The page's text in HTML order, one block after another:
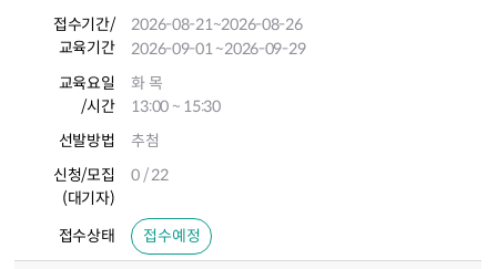
접수기간/
교육기간
2026-08-21~2026-08-26
2026-09-01~2026-09-29
교육요일
/시간
화 목
13:00 ~ 15:30
선발방법
추첨
신청/모집
(대기자)
0 / 22
접수상태 접수예정